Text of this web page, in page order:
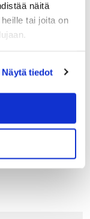
näitä
tai joita on
Näytä tiedot
4KPL PA
Jellies
PMMA-